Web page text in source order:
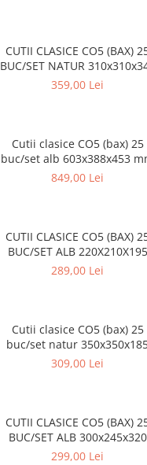
CUTII CLASICE CO5 (BAX)
BUC/SET NATUR
359,00 Lei
Cutii clasice CO5 (bax) 25
buc/set alb 603x388x453
849,00 Lei
CUTII CLASICE CO5 (BAX)
BUC/SET ALB 220X210X195
289,00 Lei
Cutii clasice CO5 (bax) 25
buc/set natur
mm
309,00 Lei
CUTII CLASICE CO5 (BAX)
BUC/SET ALB 300x245x320
mm
299,00 Lei